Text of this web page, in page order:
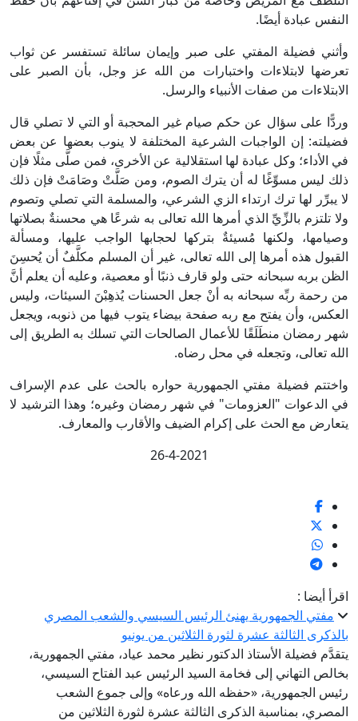
النفس عبادة أيضًا.
وأثني فضيلة المفتي على صبر وإيمان سائلة تستفسر عن ثواب
تعرضها لابتلاءات واختبارات من الله عز وجل، بأن الصبر على
الابتلاءات من صفات الأنبياء والرسل.
وردًّا على سؤال عن حكم صيام غير المحجبة أو التي لا تصلي قال
فضيلته: إن الواجبات الشرعية المختلفة لا ينوب بعضها عن بعض
في الأداء؛ وكل عبادة لها استقلالية عن الأخرى، فمن صلَّى مثلًا فإن
ذلك ليس مسوِّغًا له أن يترك الصوم، ومن صَلَّتْ وصَامَتْ فإن ذلك
لا يبرِّر لها ترك ارتداء الزي الشرعي، والمسلمة التي تصلي وتصوم
ولا تلتزم بالزِّيِّ الذي أمرها الله تعالى به شرعًا هي محسنةٌ بصلاتها
وصيامها، ولكنها مُسيئةٌ بتركها لحجابها الواجب عليها، ومسألة
القبول هذه أمرها إلى الله تعالى، غير أن المسلم مكلَّفٌ أن يُحسِنَ
الظن بربه سبحانه حتى ولو قارف ذنبًا أو معصية، وعليه أن يعلم أنَّ
من رحمة ربِّه سبحانه به أنْ جعل الحسنات يُذهِبْنَ السيئات، وليس
العكس، وأن يفتح مع ربه صفحة بيضاء يتوب فيها من ذنوبه، ويجعل
شهر رمضان منطَلَقًا للأعمال الصالحات التي تسلك به الطريق إلى
الله تعالى، وتجعله في محل رضاه.
واختتم فضيلة مفتي الجمهورية حواره بالحث على عدم الإسراف
في الدعوات "العزومات" في شهر رمضان وغيره؛ وهذا الترشيد لا
يتعارض مع الحث على إكرام الضيف والأقارب والمعارف.
26-4-2021
اقرأ أيضا :
مفتي الجمهورية يهنئ الرئيس السيسي والشعب المصري
بالذكرى الثالثة عشرة لثورة الثلاثين من يونيو
يتقدَّم فضيلة الأستاذ الدكتور نظير محمد عياد، مفتي الجمهورية،
بخالص التهاني إلى فخامة السيد الرئيس عبد الفتاح السيسي،
رئيس الجمهورية، «حفظه الله ورعاه» وإلى جموع الشعب
المصري، بمناسبة الذكرى الثالثة عشرة لثورة الثلاثين من